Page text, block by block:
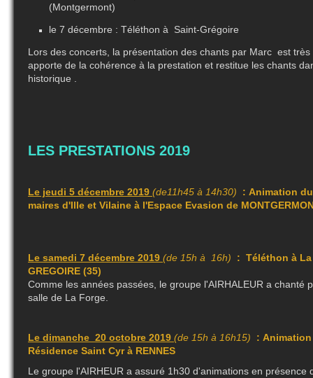
(Montgermont)
le 7 décembre : Téléthon à Saint-Grégoire
Lors des concerts, la présentation des chants par Marc est
apporte de la cohérence à la prestation et restitue les chants
historique .
LES PRESTATIONS 2019
Le jeudi 5 décembre 2019 (de11h45 à 14h30)
: Animation
maires d'Ille et Vilaine à l'Espace Evasion de
Le samedi 7 décembre 2019 (de 15h à 16h)
: Téléthon à La
GREGOIRE (35)
Comme les années passées, le groupe l'AIRHALEUR a chanté
salle de La Forge.
Le dimanche 20 octobre 2019 (de 15h à 16h15)
:
Résidence Saint Cyr à RENNES
Le groupe l'AIRHEUR a assuré 1h30 d'animations en présence